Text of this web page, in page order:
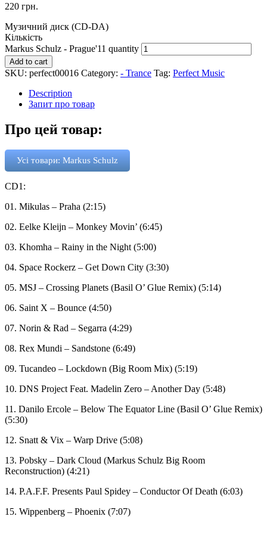
220 грн.
Музичний диск (CD-DA)
Кількість
Markus Schulz - Prague'11 quantity
Add to cart
SKU: perfect00016 Category: - Trance Tag: Perfect Music
Description
Запит про товар
Про цей товар:
Усі товари: Markus Schulz
CD1:
01. Mikulas – Praha (2:15)
02. Eelke Kleijn – Monkey Movin’ (6:45)
03. Khomha – Rainy in the Night (5:00)
04. Space Rockerz – Get Down City (3:30)
05. MSJ – Crossing Planets (Basil O’ Glue Remix) (5:14)
06. Saint X – Bounce (4:50)
07. Norin & Rad – Segarra (4:29)
08. Rex Mundi – Sandstone (6:49)
09. Tucandeo – Lockdown (Big Room Mix) (5:19)
10. DNS Project Feat. Madelin Zero – Another Day (5:48)
11. Danilo Ercole – Below The Equator Line (Basil O’ Glue Remix)
(5:30)
12. Snatt & Vix – Warp Drive (5:08)
13. Pobsky – Dark Cloud (Markus Schulz Big Room
Reconstruction) (4:21)
14. P.A.F.F. Presents Paul Spidey – Conductor Of Death (6:03)
15. Wippenberg – Phoenix (7:07)